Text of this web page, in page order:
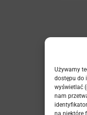
Używamy
dostępu do
wyświetlać
nam
na niektóre